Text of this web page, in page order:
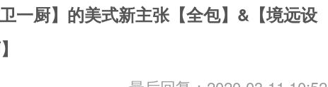
一厨】的美式新主张【全包】&【境远设